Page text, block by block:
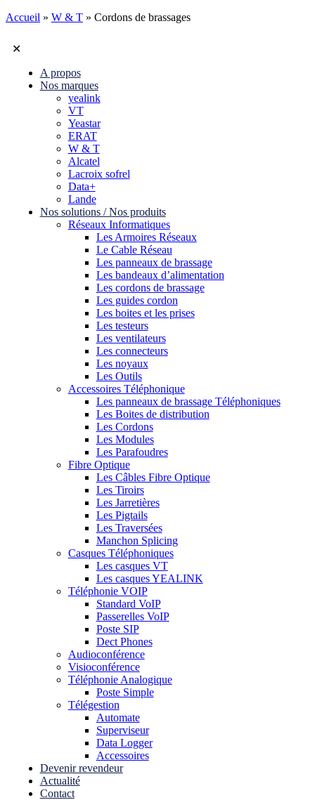
Accueil » W & T » Cordons de brassages
✕
A propos
Nos marques
yealink
VT
Yeastar
ERAT
W & T
Alcatel
Lacroix sofrel
Data+
Lande
Nos solutions / Nos produits
Réseaux Informatiques
Les Armoires Réseaux
Le Cable Réseau
Les panneaux de brassage
Les bandeaux d’alimentation
Les cordons de brassage
Les guides cordon
Les boites et les prises
Les testeurs
Les ventilateurs
Les connecteurs
Les noyaux
Les Outils
Accessoires Téléphonique
Les panneaux de brassage Téléphoniques
Les Boites de distribution
Les Cordons
Les Modules
Les Parafoudres
Fibre Optique
Les Câbles Fibre Optique
Les Tiroirs
Les Jarretières
Les Pigtails
Les Traversées
Manchon Splicing
Casques Téléphoniques
Les casques VT
Les casques YEALINK
Téléphonie VOIP
Standard VoIP
Passerelles VoIP
Poste SIP
Dect Phones
Audioconférence
Visioconférence
Téléphonie Analogique
Poste Simple
Télégestion
Automate
Superviseur
Data Logger
Accessoires
Devenir revendeur
Actualité
Contact